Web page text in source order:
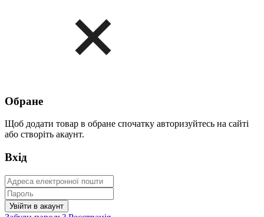
Обране
Щоб додати товар в обране спочатку авторизуйтесь на сайті
або створіть акаунт.
Вхід